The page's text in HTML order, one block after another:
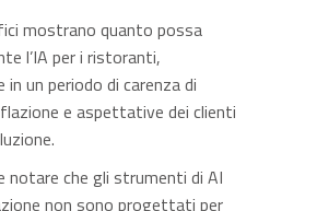
mostrano quanto possa
l’IA per i ristoranti,
in un periodo di carenza di
e aspettative dei clienti
notare che gli strumenti di AI
non sono progettati per